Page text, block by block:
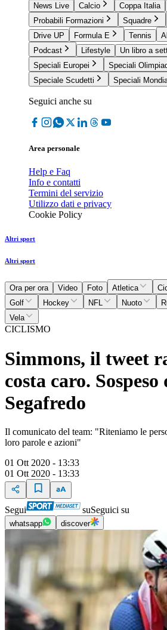
News Live
Calcio Coppa Italia
Probabili Formazioni
Squadre
Drive UP
Formula E Tennis
Podcast
Lifestyle
Un libro a
Speciali Europei
Speciali
Speciale Scudetti
Speciali
Seguici anche su
Area personale
Help e Faq
Info e contatti
Termini del servizio
Utilizzo dati e privacy
Cookie Policy
Altri sport
Altri sport
Ora per ora Video Foto Atletica
Golf
Hockey NFL Nuoto
Vela
CICLISMO
Simmons, il tweet
costa caro.
Segafredo
Il comunicato del team: "Riteniamo le
loro parole e azioni"
01 Ott 2020 - 13:33
01 Ott 2020 - 13:33
Segui suSeguici su
whatsapp discover